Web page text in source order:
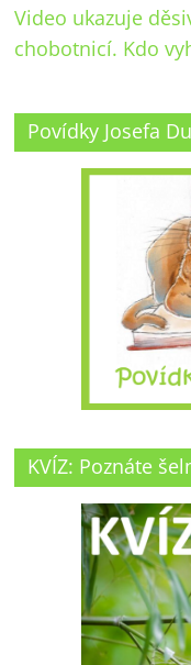
Video ukazuje
chobotnicí. Kdo
Povídky Josefa
KVÍZ: Poznáte